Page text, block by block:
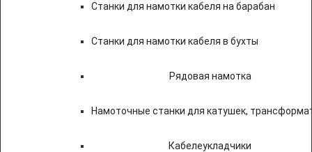
Станки для намотки кабеля на барабан
Станки для намотки кабеля в бухты
Рядовая намотка
Намоточные станки для катушек,
Кабелеукладчики